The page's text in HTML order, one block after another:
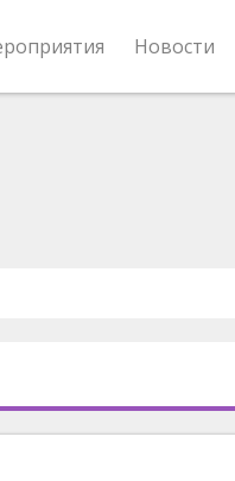
Новости